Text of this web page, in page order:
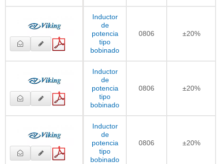
Inductor
de
potencia
tipo
bobinado
0806 ±20%
Inductor
de
potencia
tipo
bobinado
0806 ±20%
Inductor
de
potencia
tipo
bobinado
0806 ±20%